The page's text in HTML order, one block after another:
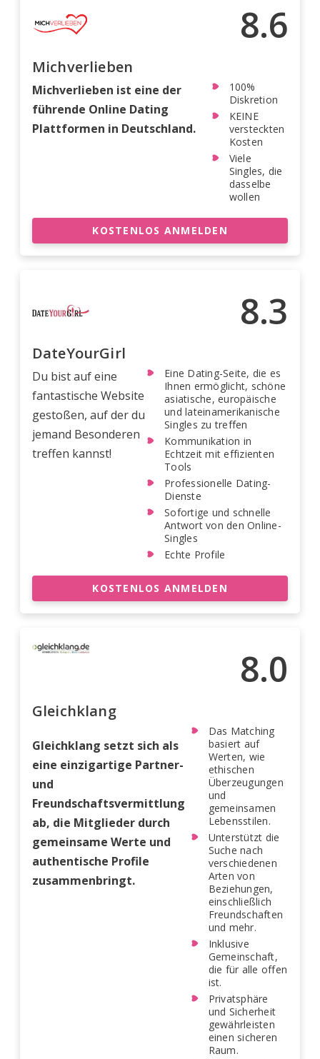
8.6
Michverlieben
Michverlieben ist eine der
führende Online Dating
Plattformen in Deutschland.
100%
Diskretion
KEINE
versteckten
Kosten
Viele
Singles, die
dasselbe
wollen
KOSTENLOS ANMELDEN
8.3
DateYourGirl
Du bist auf eine
fantastische Website
gestoßen, auf der du
jemand Besonderen
treffen kannst!
Eine Dating-Seite, die es
Ihnen ermöglicht, schöne
asiatische, europäische
und lateinamerikanische
Singles zu treffen
Kommunikation in
Echtzeit mit effizienten
Tools
Professionelle Dating-
Dienste
Sofortige und schnelle
Antwort von den Online-
Singles
Echte Profile
KOSTENLOS ANMELDEN
8.0
Gleichklang
Gleichklang setzt sich als
eine einzigartige Partner-
und
Freundschaftsvermittlung
ab, die Mitglieder durch
gemeinsame Werte und
authentische Profile
zusammenbringt.
Das Matching
basiert auf
Werten, wie
ethischen
Überzeugungen
und
gemeinsamen
Lebensstilen.
Unterstützt die
Suche nach
verschiedenen
Arten von
Beziehungen,
einschließlich
Freundschaften
und mehr.
Inklusive
Gemeinschaft,
die für alle offen
ist.
Privatsphäre
und Sicherheit
gewährleisten
einen sicheren
Raum.